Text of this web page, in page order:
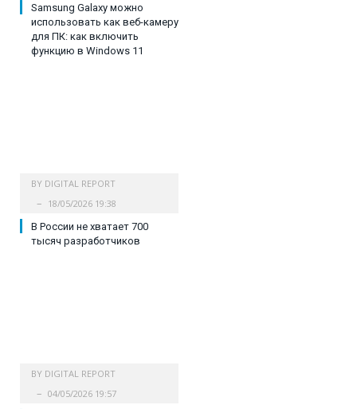
Samsung Galaxy можно
использовать как веб-камеру
для ПК: как включить
функцию в Windows 11
BY DIGITAL REPORT
18/05/2026 19:38
В России не хватает 700
тысяч разработчиков
BY DIGITAL REPORT
04/05/2026 19:57